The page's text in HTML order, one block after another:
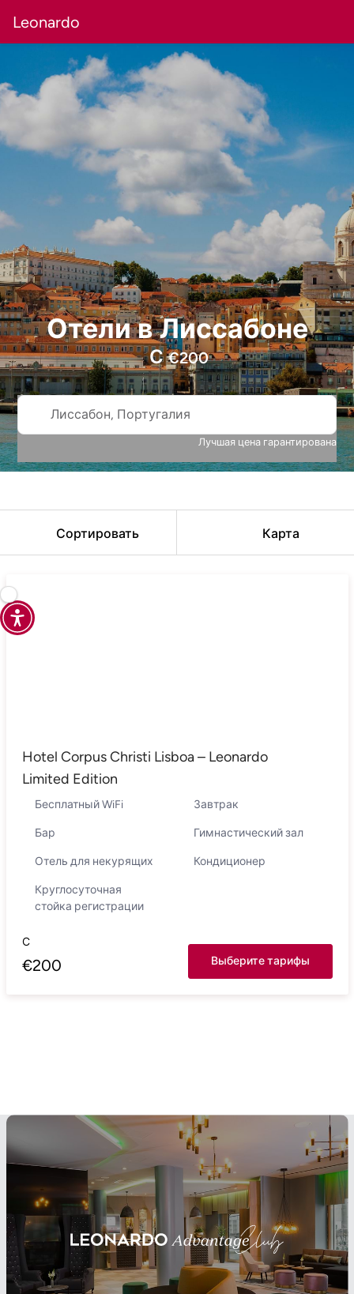
Leonardo
Отели в Лиссабоне
С€200
Лиссабон, Португалия
Лучшая цена гарантирована
Сортировать Карта
Hotel Corpus Christi Lisboa – Leonardo
Limited Edition
Бесплатный WiFi Завтрак
Бар Гимнастический зал
Отель для некурящих Кондиционер
Круглосуточная
стойка регистрации
С
€200 Выберите тарифы